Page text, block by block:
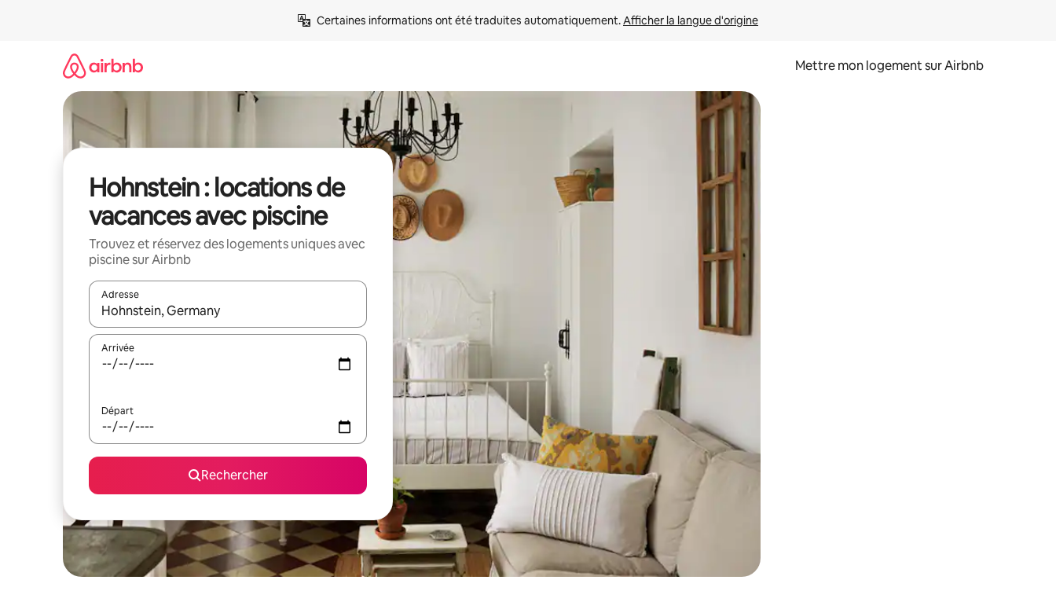
Certaines informations ont été traduites automatiquement. Afficher la langue d'origine
Mettre mon logement sur Airbnb
Hohnstein : locations de
vacances avec piscine
Trouvez et réservez des logements uniques avec
piscine sur Airbnb
Adresse
Lorsque les résultats s'affichent, utilisez les flèches vers le haut et vers le bas pour les parcourir ou en appuyant et en faisant glisser.
Arrivée
Départ
Rechercher